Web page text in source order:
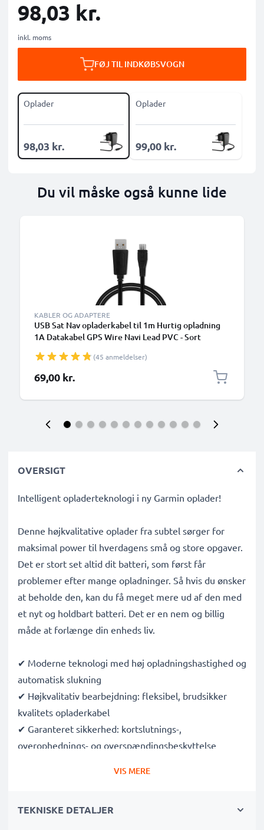
98,03 kr.
inkl. moms
FØJ TIL INDKØBSVOGN
Oplader
98,03 kr.
Oplader
99,00 kr.
Du vil måske også kunne lide
KABLER OG ADAPTERE
USB Sat Nav opladerkabel til 1m Hurtig opladning
1A Datakabel GPS Wire Navi Lead PVC - Sort
(45 anmeldelser)
69,00 kr.
OVERSIGT
Intelligent opladerteknologi i ny Garmin oplader!
Denne højkvalitative oplader fra subtel sørger for
maksimal power til hverdagens små og store opgaver.
Det er stort set altid dit batteri, som først får
problemer efter mange opladninger. Så hvis du ønsker
at beholde den, kan du få meget mere ud af den med
et nyt og holdbart batteri. Det er en nem og billig
måde at forlænge din enheds liv.
✔ Moderne teknologi med høj opladningshastighed og
automatisk slukning
✔ Højkvalitativ bearbejdning: fleksibel, brudsikker
kvalitets opladerkabel
✔ Garanteret sikkerhed: kortslutnings-,
overophednings- og overspændingsbeskyttelse
opladningsstatus
VIS MERE
TEKNISKE DETALJER